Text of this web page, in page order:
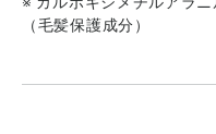
（毛髪保護成分）